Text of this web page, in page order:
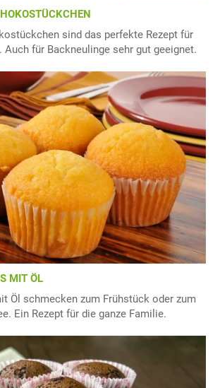
sind das perfekte Rezept für
Auch für Backneulinge sehr gut geeignet.
MIT ÖL
Öl schmecken zum Frühstück oder zum
Ein Rezept für die ganze Familie.